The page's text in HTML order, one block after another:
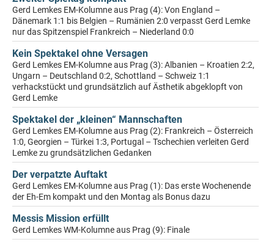
Gerd Lemkes EM-Kolumne aus Prag (4): Von England –
Dänemark 1:1 bis Belgien – Rumänien 2:0 verpasst Gerd Lemke
nur das Spitzenspiel Frankreich – Niederland 0:0
Kein Spektakel ohne Versagen
Gerd Lemkes EM-Kolumne aus Prag (3): Albanien – Kroatien 2:2,
Ungarn – Deutschland 0:2, Schottland – Schweiz 1:1
verhackstückt und grundsätzlich auf Ästhetik abgeklopft von
Gerd Lemke
Spektakel der „kleinen“ Mannschaften
Gerd Lemkes EM-Kolumne aus Prag (2): Frankreich – Österreich
1:0, Georgien – Türkei 1:3, Portugal – Tschechien verleiten Gerd
Lemke zu grundsätzlichen Gedanken
Der verpatzte Auftakt
Gerd Lemkes EM-Kolumne aus Prag (1): Das erste Wochenende
der Eh-Em kompakt und den Montag als Bonus dazu
Messis Mission erfüllt
Gerd Lemkes WM-Kolumne aus Prag (9): Finale